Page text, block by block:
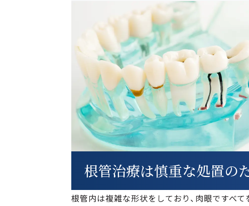
根管治療は慎重な処置のた
根管内は複雑な形状をしており、肉眼ですべ
1
2